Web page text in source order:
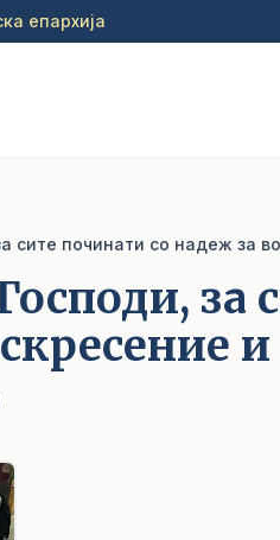
епархија
сите починати со надеж за
за